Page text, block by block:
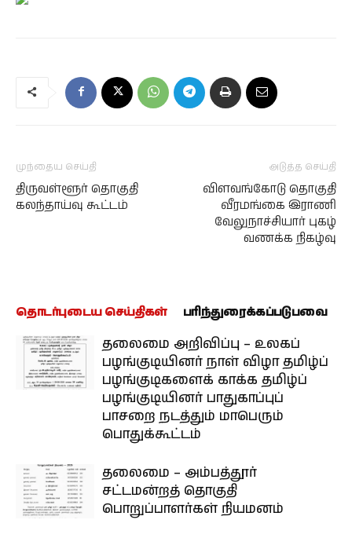
முந்தைய செய்தி
திருவள்ளூர் தொகுதி
கலந்தாய்வு கூட்டம்
அடுத்த செய்தி
விளவங்கோடு தொகுதி
வீரமங்கை இராணி
வேலுநாச்சியார் புகழ்
வணக்க நிகழ்வு
தொடர்புடைய செய்திகள் பரிந்துரைக்கப்படுபவை
தலைமை அறிவிப்பு – உலகப்
பழங்குடியினர் நாள் விழா தமிழ்ப்
பழங்குடிகளைக் காக்க தமிழ்ப்
பழங்குடியினர் பாதுகாப்புப்
பாசறை நடத்தும் மாபெரும்
பொதுக்கூட்டம்
தலைமை – அம்பத்தூர்
சட்டமன்றத் தொகுதி
பொறுப்பாளர்கள் நியமனம்